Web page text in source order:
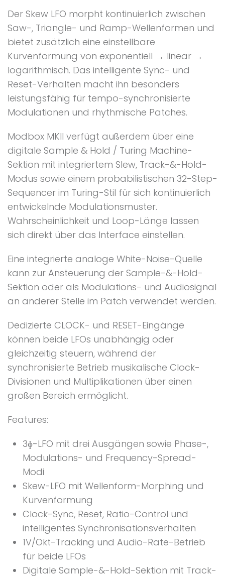
Der Skew LFO morpht kontinuierlich zwischen
Saw-, Triangle- und Ramp-Wellenformen und
bietet zusätzlich eine einstellbare
Kurvenformung von exponentiell → linear →
logarithmisch. Das intelligente Sync- und
Reset-Verhalten macht ihn besonders
leistungsfähig für tempo-synchronisierte
Modulationen und rhythmische Patches.
Modbox MKII verfügt außerdem über eine
digitale Sample & Hold / Turing Machine-
Sektion mit integriertem Slew, Track-&-Hold-
Modus sowie einem probabilistischen 32-Step-
Sequencer im Turing-Stil für sich kontinuierlich
entwickelnde Modulationsmuster.
Wahrscheinlichkeit und Loop-Länge lassen
sich direkt über das Interface einstellen.
Eine integrierte analoge White-Noise-Quelle
kann zur Ansteuerung der Sample-&-Hold-
Sektion oder als Modulations- und Audiosignal
an anderer Stelle im Patch verwendet werden.
Dedizierte CLOCK- und RESET-Eingänge
können beide LFOs unabhängig oder
gleichzeitig steuern, während der
synchronisierte Betrieb musikalische Clock-
Divisionen und Multiplikationen über einen
großen Bereich ermöglicht.
Features:
3ɸ-LFO mit drei Ausgängen sowie Phase-,
Modulations- und Frequency-Spread-
Modi
Skew-LFO mit Wellenform-Morphing und
Kurvenformung
Clock-Sync, Reset, Ratio-Control und
intelligentes Synchronisationsverhalten
1V/Okt-Tracking und Audio-Rate-Betrieb
für beide LFOs
Digitale Sample-&-Hold-Sektion mit Track-